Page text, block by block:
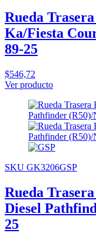
Rueda
Ka/Fiesta
89-25
$546,72
Ver producto
SKU GK3206GSP
Rueda
Diesel
25